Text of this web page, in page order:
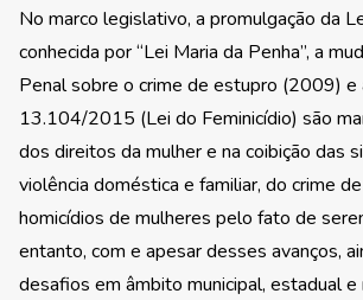
No marco legislativo, a promulgação da
conhecida por “Lei Maria da Penha”, a
Penal sobre o crime de estupro (2009) e
13.104/2015 (Lei do Feminicídio) são
dos direitos da mulher e na coibição das
violência doméstica e familiar, do crime
homicídios de mulheres pelo fato de
entanto, com e apesar desses avanços,
desafios em âmbito municipal, estadual e